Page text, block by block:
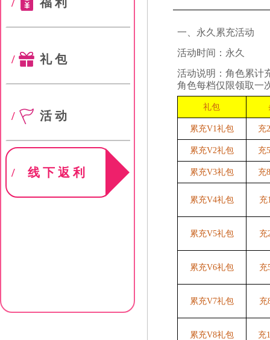
礼包
/
活动
/
线下返利
/
一、永久累充活动
活动时间：永久
活动说明：角色累计
角色每档仅限领取一
礼包
累充V1礼包 充
累充V2礼包 充
累充V3礼包 充
累充V4礼包 充
累充V5礼包 充
累充V6礼包 充
累充V7礼包 充
累充V8礼包 充